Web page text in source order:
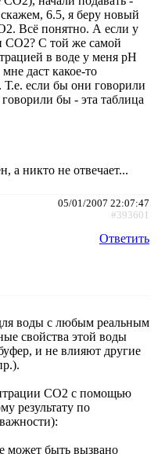
6.5, я беру новый
Всё понятно. А если у
СО2? С той же самой
в воде у меня pH
даст какое-то
Т.е. если бы они говорили
бы - эта таблица
а никто не отвечает...
05/01/2007 22:07:47
#393601
Ответить
воды с любым реальным
свойства этой воды
и не влияют другие
CO2 с помощью
результату по
может быть вызвано